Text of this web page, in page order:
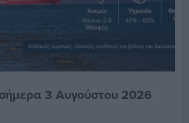
3 Αυγούστου 2026